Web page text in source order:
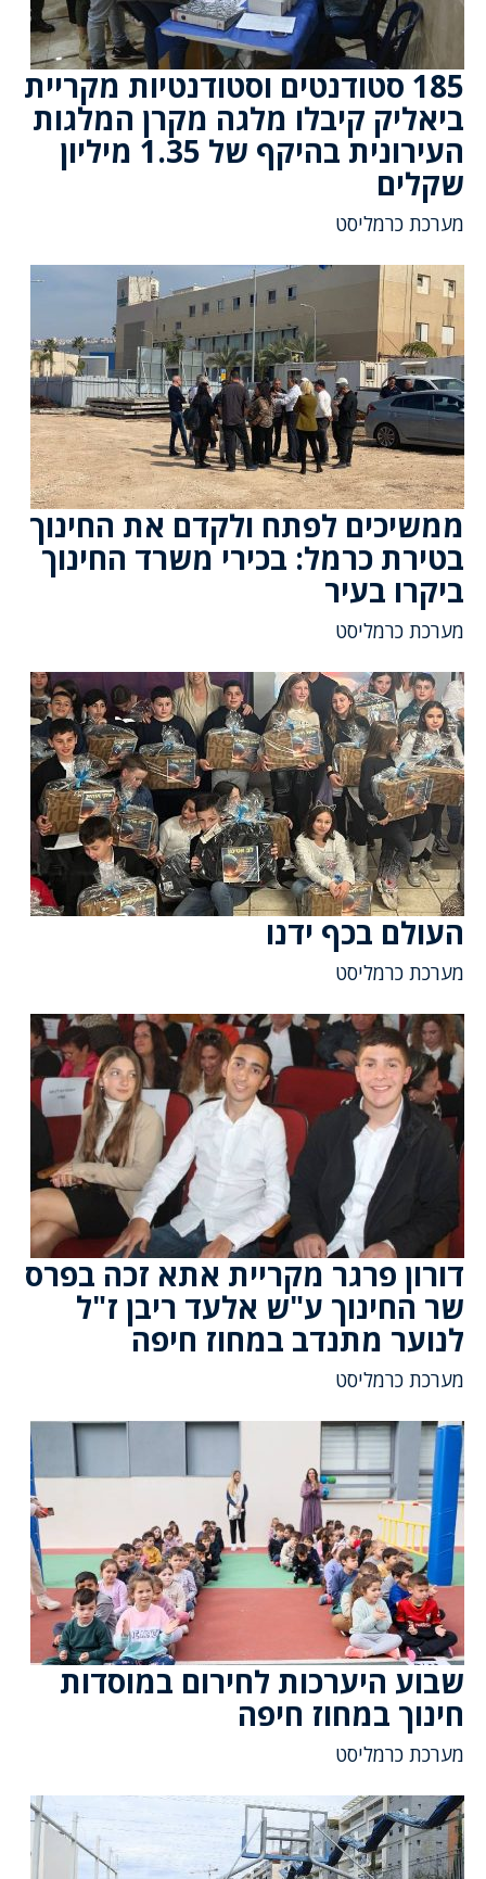
185 סטודנטים וסטודנטיות מקריית
ביאליק קיבלו מלגה מקרן המלגות
העירונית בהיקף של 1.35 מיליון
שקלים
מערכת כרמליסט
ממשיכים לפתח ולקדם את החינוך
בטירת כרמל: בכירי משרד החינוך
ביקרו בעיר
מערכת כרמליסט
העולם בכף ידנו
מערכת כרמליסט
דורון פרגר מקריית אתא זכה בפרס
שר החינוך ע"ש אלעד ריבן ז"ל
לנוער מתנדב במחוז חיפה
מערכת כרמליסט
שבוע היערכות לחירום במוסדות
חינוך במחוז חיפה
מערכת כרמליסט